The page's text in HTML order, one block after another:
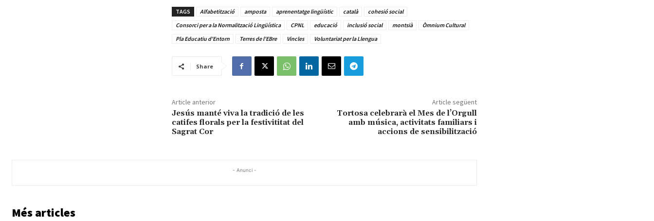
TAGS Alfabetització amposta aprenentatge lingüístic català
cohesió social
Consorci per a la Normalització Lingüística
CPNL educació inclusió social montsià
Òmnium Cultural
Pla Educatiu d'Entorn
Terres de l'EBre Vincles Voluntariat per la Llengua
Share
Article anterior
Jesús manté viva la tradició de les
catifes florals per la festivititat del
Sagrat Cor
Article següent
Tortosa celebrarà el Mes de l’Orgull
amb música, activitats familiars i
accions de sensibilització
- Anunci -
Més articles